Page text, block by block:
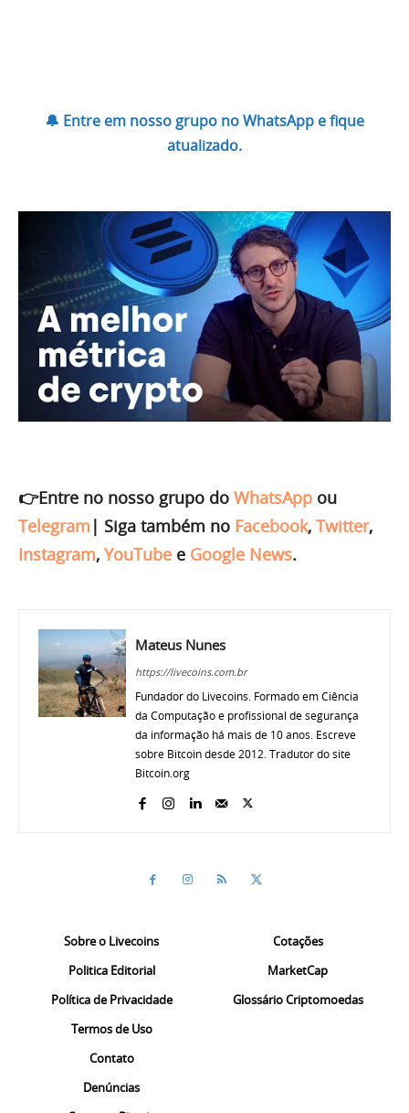
🔔 Entre em nosso grupo no WhatsApp e fique
atualizado.
👉Entre no nosso grupo do WhatsApp ou
Telegram | Siga também no Facebook, Twitter,
Instagram, YouTube e Google News.
Mateus Nunes
https://livecoins.com.br
Fundador do Livecoins. Formado em Ciência
da Computação e profissional de segurança
da informação há mais de 10 anos. Escreve
sobre Bitcoin desde 2012. Tradutor do site
Bitcoin.org
Sobre o Livecoins
Politica Editorial
Política de Privacidade
Termos de Uso
Contato
Denúncias
Cotações
MarketCap
Glossário Criptomoedas